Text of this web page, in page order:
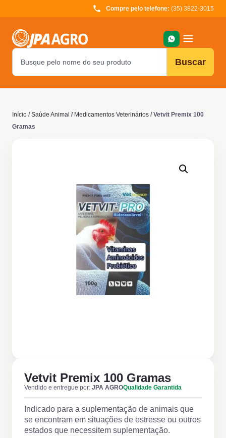
Compre pelo telefone: (35) 3822-3015
Buscar
Início / Saúde Animal / Medicamentos Veterinários / Vetvit Premix 100
Gramas
Vetvit Premix 100 Gramas
Vendido e entregue por: JPA AGROQualidade Garantida
Indicado para a suplementação de animais que
se encontram em situações de estresse ou outros
estados que necessitem suplementação.